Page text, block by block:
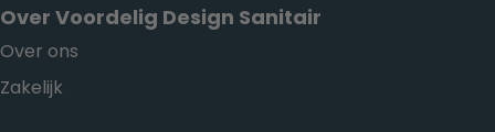
Over Voordelig Design Sanitair
Over ons
Zakelijk